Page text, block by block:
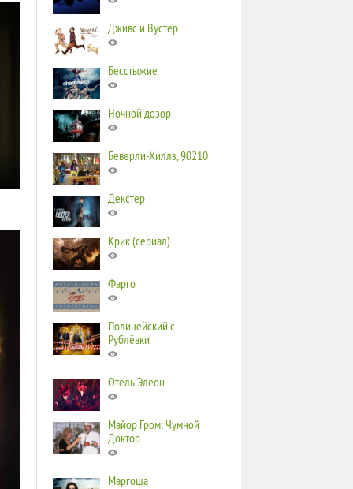
Дживс и Вустер
Бесстыжие
Ночной дозор
Беверли-Хиллз, 90210
Декстер
Крик (сериал)
Фарго
Полицейский с
Рублёвки
Отель Элеон
Майор Гром: Чумной
Доктор
Маргоша